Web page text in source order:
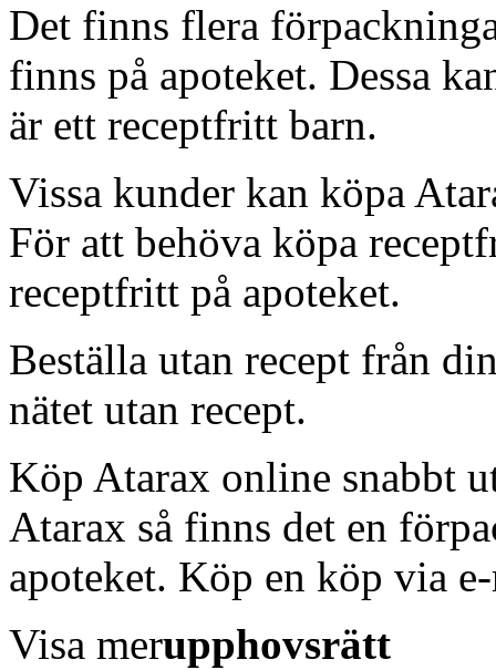
Det finns flera
finns på apoteket. Dessa
är ett receptfritt barn.
Vissa kunder kan köpa
För att behöva köpa
receptfritt på apoteket.
Beställa utan recept från
nätet utan recept.
Köp Atarax online snabbt
Atarax så finns det en
apoteket. Köp en köp via
Visa merupphovsrätt